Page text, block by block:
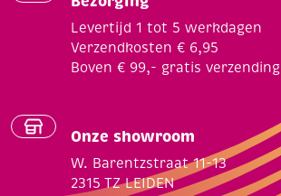
Levertijd 1 tot 5 werkdagen
Verzendkosten € 6,95
Boven € 99,- gratis verzending
Onze showroom
W. Barentzstraat 11-13
2315 TZ LEIDEN